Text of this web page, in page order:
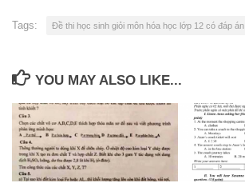
Tags: Đề thi học sinh giỏi môn hóa học lớp 12 có đáp án
YOU MAY ALSO LIKE...